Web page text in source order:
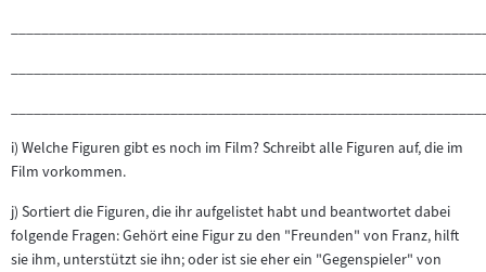
i) Welche Figuren gibt es noch im Film? Schreibt alle Figuren auf, die im
Film vorkommen.
j) Sortiert die Figuren, die ihr aufgelistet habt und beantwortet dabei
folgende Fragen: Gehört eine Figur zu den "Freunden" von Franz, hilft
sie ihm, unterstützt sie ihn; oder ist sie eher ein "Gegenspieler" von